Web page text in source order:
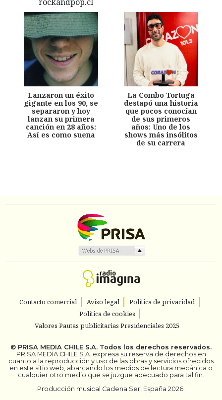
Lanzaron un éxito
gigante en los 90, se
separaron y hoy
lanzan su primera
canción en 28 años:
Así es como suena
La Combo Tortuga
destapó una historia
que pocos conocían
de sus primeros
años: Uno de los
shows más insólitos
de su carrera
Contacto comercial Aviso legal
Política de privacidad
Política de cookies
Valores Pautas publicitarias Presidenciales 2025
© PRISA MEDIA CHILE S.A. Todos los derechos reservados.
PRISA MEDIA CHILE S.A. expresa su reserva de derechos en
cuanto a la reproducción y uso de las obras y servicios ofrecidos
en este sitio web, abarcando los medios de lectura mecánica o
cualquier otro medio que se juzgue adecuado para tal fin.
Producción musical Cadena Ser, España 2026.